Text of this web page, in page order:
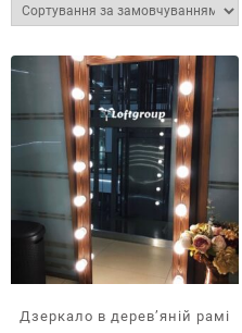
Дзеркало в дерев’яній рамі